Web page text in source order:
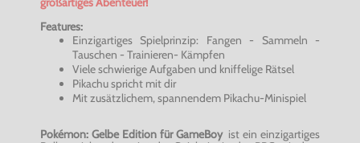
Features:
Einzigartiges Spielprinzip: Fangen - Sammeln -
Tauschen - Trainieren- Kämpfen
Viele schwierige Aufgaben und kniffelige Rätsel
Pikachu spricht mit dir
Mit zusätzlichem, spannendem Pikachu-Minispiel
Pokémon: Gelbe Edition für GameBoy ist ein einzigartiges